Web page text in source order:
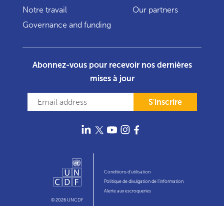
Notre travail
Governance and funding
Our partners
Abonnez-vous pour recevoir nos dernières
mises à jour
S'inscrire
© 2026 UNCDF
Conditions d’utilisation
Politique de divulgation de l’information
Alerte aux escroqueries